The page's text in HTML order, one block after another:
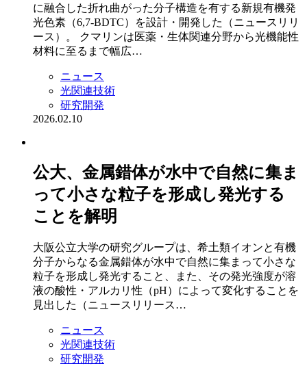
に融合した折れ曲がった分子構造を有する新規有機発
光色素（6,7-BDTC）を設計・開発した（ニュースリリ
ース）。 クマリンは医薬・生体関連分野から光機能性
材料に至るまで幅広…
ニュース
光関連技術
研究開発
2026.02.10
公大、金属錯体が水中で自然に集ま
って小さな粒子を形成し発光する
ことを解明
大阪公立大学の研究グループは、希土類イオンと有機
分子からなる金属錯体が水中で自然に集まって小さな
粒子を形成し発光すること、また、その発光強度が溶
液の酸性・アルカリ性（pH）によって変化することを
見出した（ニュースリリース…
ニュース
光関連技術
研究開発